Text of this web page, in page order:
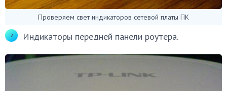
Проверяем свет индикаторов сетевой платы ПК
Индикаторы передней панели роутера.